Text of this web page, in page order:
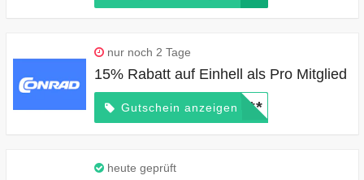
nur noch 2 Tage
15% Rabatt auf Einhell als Pro Mitglied
Gutschein anzeigen*****
heute geprüft